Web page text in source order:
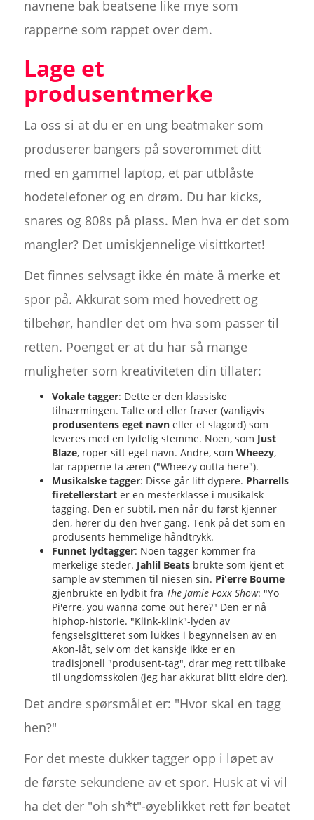
navnene bak beatsene like mye som
rapperne som rappet over dem.
Lage et
produsentmerke
La oss si at du er en ung beatmaker som
produserer bangers på soverommet ditt
med en gammel laptop, et par utblåste
hodetelefoner og en drøm. Du har kicks,
snares og 808s på plass. Men hva er det som
mangler? Det umiskjennelige visittkortet!
Det finnes selvsagt ikke én måte å merke et
spor på. Akkurat som med hovedrett og
tilbehør, handler det om hva som passer til
retten. Poenget er at du har så mange
muligheter som kreativiteten din tillater:
Vokale tagger: Dette er den klassiske
tilnærmingen. Talte ord eller fraser (vanligvis
produsentens eget navneller et slagord) som
leveres med en tydelig stemme. Noen, som Just
Blaze, roper sitt eget navn. Andre, som Wheezy,
lar rapperne ta æren ("Wheezy outta here").
Musikalske tagger: Disse går litt dypere. Pharrells
firetellerstarter en mesterklasse i musikalsk
tagging. Den er subtil, men når du først kjenner
den, hører du den hver gang. Tenk på det som en
produsents hemmelige håndtrykk.
Funnet lydtagger: Noen tagger kommer fra
merkelige steder. Jahlil Beatsbrukte som kjent et
sample av stemmen til niesen sin. Pi'erre Bourne
gjenbrukte en lydbit fra The Jamie Foxx Show: "Yo
Pi'erre, you wanna come out here?" Den er nå
hiphop-historie. "Klink-klink"-lyden av
fengselsgitteret som lukkes i begynnelsen av en
Akon-låt, selv om det kanskje ikke er en
tradisjonell "produsent-tag", drar meg rett tilbake
til ungdomsskolen (jeg har akkurat blitt eldre der).
Det andre spørsmålet er: "Hvor skal en tagg
hen?"
For det meste dukker tagger opp i løpet av
de første sekundene av et spor. Husk at vi vil
ha det der "oh sh*t"-øyeblikket rett før beatet